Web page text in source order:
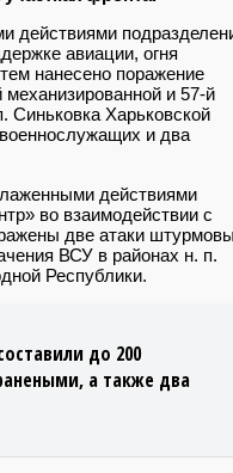
действиями
авиации, огня
нанесено поражение
и 57-й
Синьковка Харьковской
и два
действиями
во взаимодействии с
две атаки
ВСУ в районах н. п.
Республики.
до 200
а также два